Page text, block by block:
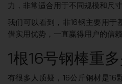
力，非常适合用于不同规模和尺寸
我们可以看到，非16钢主要用于
借实用优势，一直赢得用户的信赖
1根16号钢棒重
有很多人质疑，16公斤钢材是16